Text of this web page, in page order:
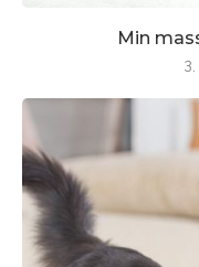
Min